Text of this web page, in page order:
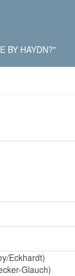
BY HAYDN?"
Eckhardt)
Glauch)